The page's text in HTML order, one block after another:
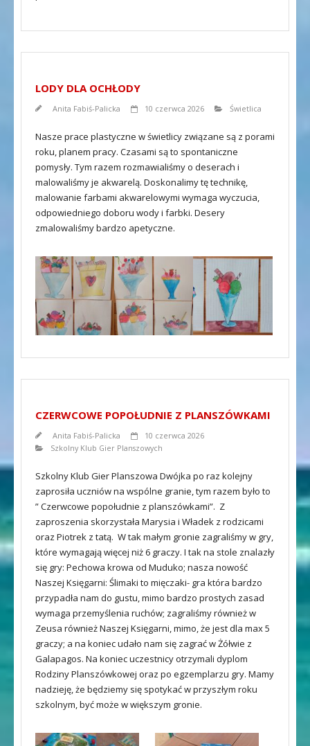
LODY DLA OCHŁODY
Anita Fabiś-Palicka 10 czerwca 2026 Świetlica
Nasze prace plastyczne w świetlicy związane są z porami
roku, planem pracy. Czasami są to spontaniczne
pomysły. Tym razem rozmawialiśmy o deserach i
malowaliśmy je akwarelą. Doskonalimy tę technikę,
malowanie farbami akwarelowymi wymaga wyczucia,
odpowiedniego doboru wody i farbki. Desery
zmalowaliśmy bardzo apetyczne.
CZERWCOWE POPOŁUDNIE Z PLANSZÓWKAMI
Anita Fabiś-Palicka
10 czerwca 2026
Szkolny Klub Gier Planszowych
Szkolny Klub Gier Planszowa Dwójka po raz kolejny
zaprosiła uczniów na wspólne granie, tym razem było to
” Czerwcowe popołudnie z planszówkami”. Z
zaproszenia skorzystała Marysia i Władek z rodzicami
oraz Piotrek z tatą. W tak małym gronie zagraliśmy w gry,
które wymagają więcej niż 6 graczy. I tak na stole znalazły
się gry: Pechowa krowa od Muduko; nasza nowość
Naszej Księgarni: Ślimaki to mięczaki- gra która bardzo
przypadła nam do gustu, mimo bardzo prostych zasad
wymaga przemyślenia ruchów; zagraliśmy również w
Zeusa również Naszej Księgarni, mimo, że jest dla max 5
graczy; a na koniec udało nam się zagrać w Żółwie z
Galapagos. Na koniec uczestnicy otrzymali dyplom
Rodziny Planszówkowej oraz po egzemplarzu gry. Mamy
nadzieję, że będziemy się spotykać w przyszłym roku
szkolnym, być może w większym gronie.